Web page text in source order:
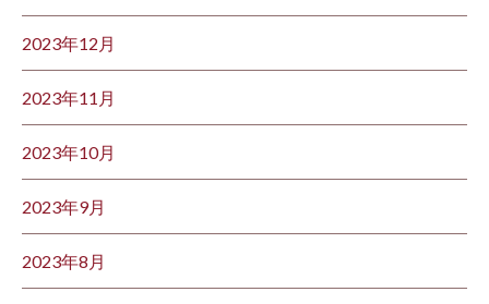
2023年12月
2023年11月
2023年10月
2023年9月
2023年8月